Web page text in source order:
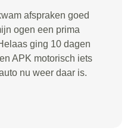
afspraken goed
ogen een prima
ging 10 dagen
APK motorisch iets
nu weer daar is.